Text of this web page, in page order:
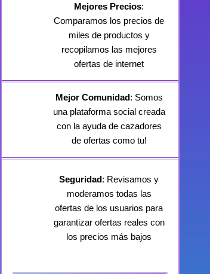
Mejores Precios:
Comparamos los precios de
miles de productos y
recopilamos las mejores
ofertas de internet
Mejor Comunidad: Somos
una plataforma social creada
con la ayuda de cazadores
de ofertas como tu!
Seguridad: Revisamos y
moderamos todas las
ofertas de los usuarios para
garantizar ofertas reales con
los precios más bajos